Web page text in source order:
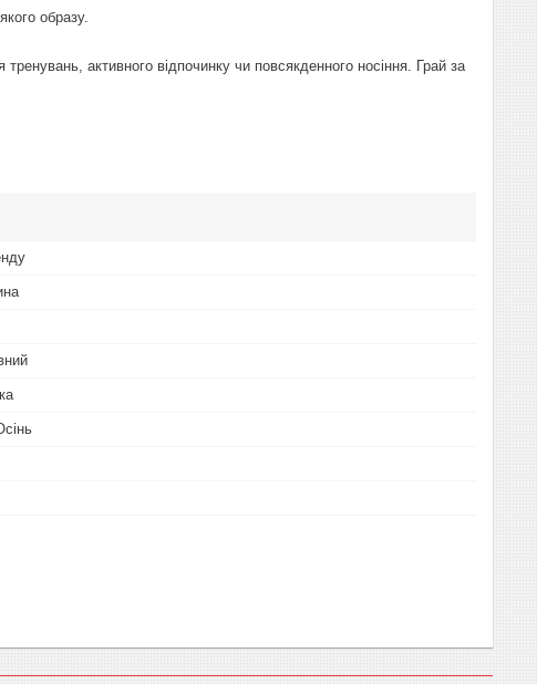
образу.
тренувань, активного відпочинку чи повсякденного носіння. Грай за